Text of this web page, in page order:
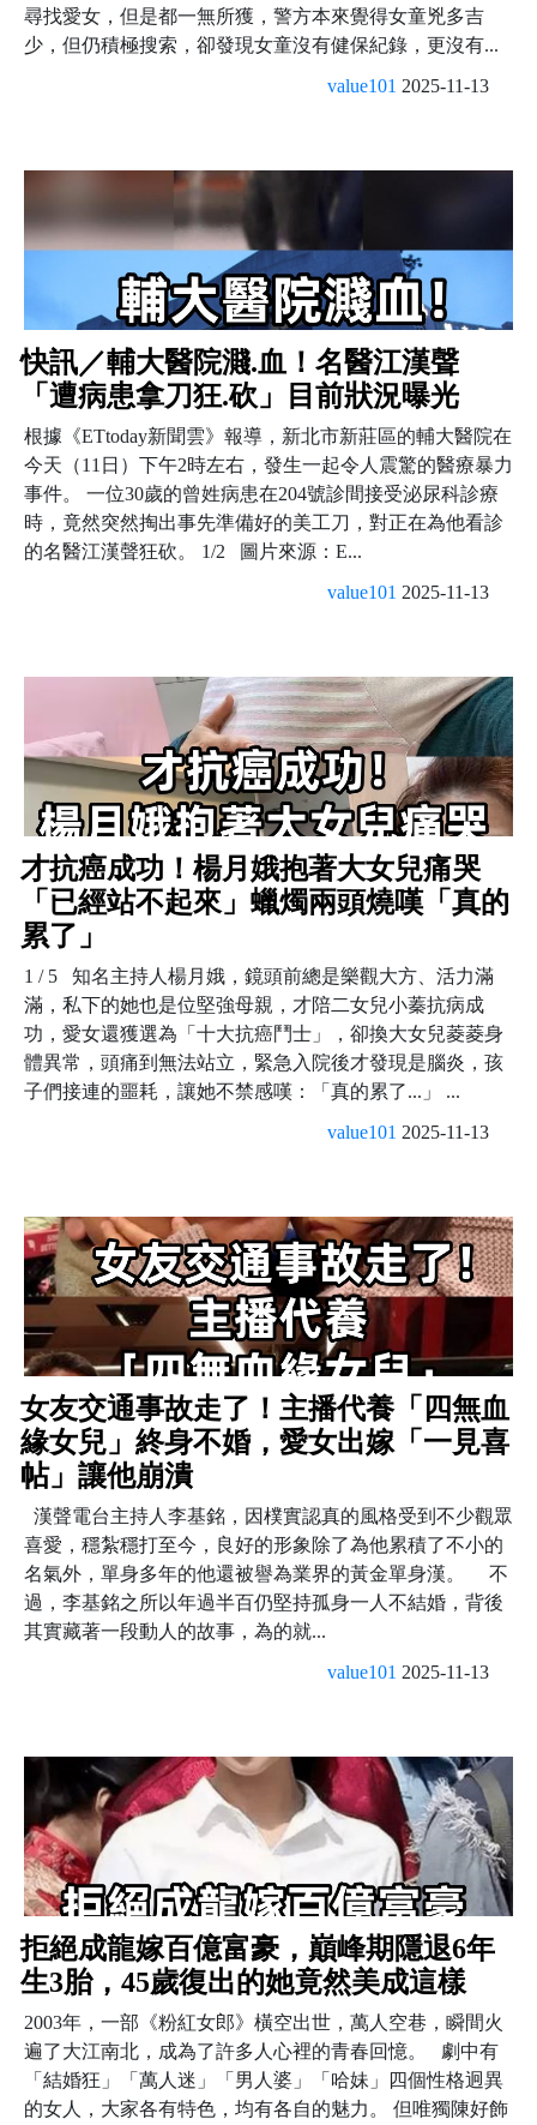
尋找愛女，但是都一無所獲，警方本來覺得女童兇多吉
少，但仍積極搜索，卻發現女童沒有健保紀錄，更沒有...
value101 2025-11-13
快訊／輔大醫院濺.血！名醫江漢聲
「遭病患拿刀狂.砍」目前狀況曝光
根據《ETtoday新聞雲》報導，新北市新莊區的輔大醫院在
今天（11日）下午2時左右，發生一起令人震驚的醫療暴力
事件。 一位30歲的曾姓病患在204號診間接受泌尿科診療
時，竟然突然掏出事先準備好的美工刀，對正在為他看診
的名醫江漢聲狂砍。 1/2 圖片來源：E...
value101 2025-11-13
才抗癌成功！楊月娥抱著大女兒痛哭
「已經站不起來」蠟燭兩頭燒嘆「真的
累了」
1 / 5 知名主持人楊月娥，鏡頭前總是樂觀大方、活力滿
滿，私下的她也是位堅強母親，才陪二女兒小蓁抗病成
功，愛女還獲選為「十大抗癌鬥士」，卻換大女兒菱菱身
體異常，頭痛到無法站立，緊急入院後才發現是腦炎，孩
子們接連的噩耗，讓她不禁感嘆：「真的累了...」 ...
value101 2025-11-13
女友交通事故走了！主播代養「四無血
緣女兒」終身不婚，愛女出嫁「一見喜
帖」讓他崩潰
漢聲電台主持人李基銘，因樸實認真的風格受到不少觀眾
喜愛，穩紮穩打至今，良好的形象除了為他累積了不小的
名氣外，單身多年的他還被譽為業界的黃金單身漢。 不
過，李基銘之所以年過半百仍堅持孤身一人不結婚，背後
其實藏著一段動人的故事，為的就...
value101 2025-11-13
拒絕成龍嫁百億富豪，巔峰期隱退6年
生3胎，45歲復出的她竟然美成這樣
2003年，一部《粉紅女郎》橫空出世，萬人空巷，瞬間火
遍了大江南北，成為了許多人心裡的青春回憶。 劇中有
「結婚狂」「萬人迷」「男人婆」「哈妹」四個性格迥異
的女人，大家各有特色，均有各自的魅力。 但唯獨陳好飾